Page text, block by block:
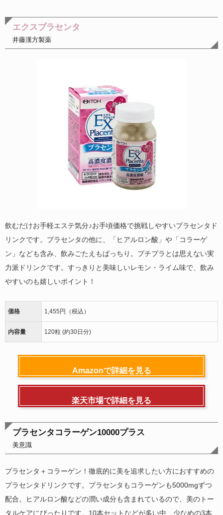
エクスプラセンタ
井藤漢方製薬
飲むだけお手軽エステ気分♪お手頃価格で挑戦しやすいプラセンタド
リンクです。プラセンタの他に、「ヒアルロン酸」や「コラーゲ
ン」なども含み、飲みごたえもばっちり。プチプラとは思えない実
力派ドリンクです。すっきりと美味しいレモン・ライム味で、飲み
やすいのも嬉しいポイント！
価格 1,455円（税込）
内容量 120粒 (約30日分)
Amazonで詳細を見る
楽天市場で詳細を見る
プラセンタコラーゲン10000プラス
美意識
プラセンタ＋コラーゲン！徹底的に美を追求したい方におすすめの
プラセンタドリンクです。プラセンタもコラーゲンも5000mgずつ
配合。ヒアルロン酸などの潤い成分も含まれているので、美のトー
タルケアにぴったりです。10本セットなどが多い中、少なめの3本